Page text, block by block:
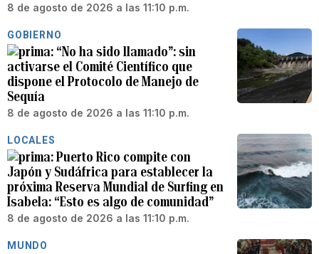
8 de agosto de 2026 a las 11:10 p.m.
GOBIERNO
“No ha sido llamado”: sin
activarse el Comité Científico que
dispone el Protocolo de Manejo de
Sequía
8 de agosto de 2026 a las 11:10 p.m.
LOCALES
Puerto Rico compite con
Japón y Sudáfrica para establecer la
próxima Reserva Mundial de Surfing en
Isabela: “Esto es algo de comunidad”
8 de agosto de 2026 a las 11:10 p.m.
MUNDO